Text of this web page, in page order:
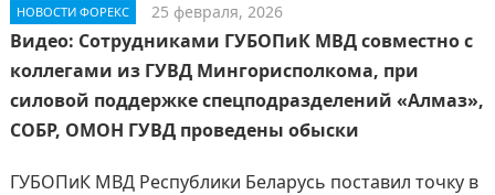
НОВОСТИ ФОРЕКС 25 февраля, 2026
Видео: Сотрудниками ГУБОПиК МВД совместно с
коллегами из ГУВД Мингорисполкома, при
силовой поддержке спецподразделений «Алмаз»,
СОБР, ОМОН ГУВД проведены обыски
ГУБОПиК МВД Республики Беларусь поставил точку в